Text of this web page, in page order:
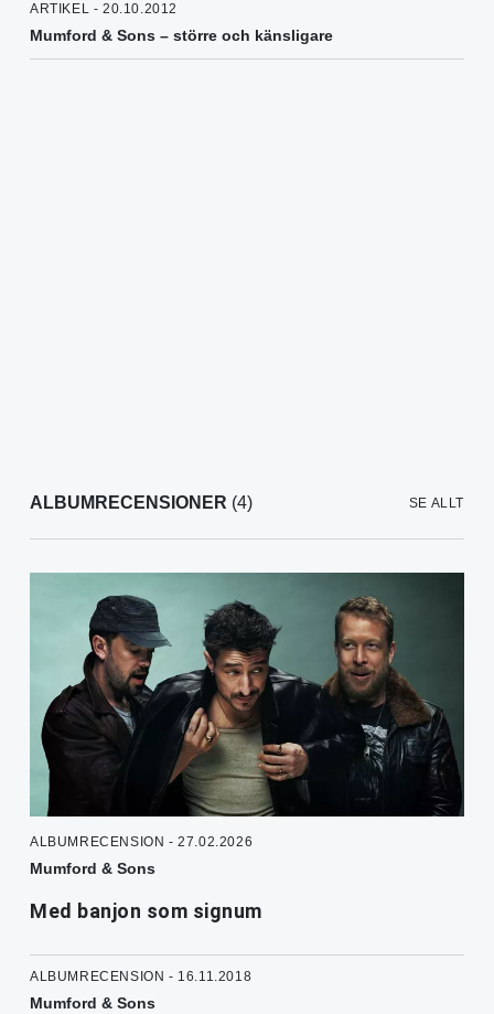
ARTIKEL - 20.10.2012
Mumford & Sons – större och känsligare
ALBUMRECENSIONER (4) SE ALLT
ALBUMRECENSION - 27.02.2026
Mumford & Sons
Med banjon som signum
ALBUMRECENSION - 16.11.2018
Mumford & Sons